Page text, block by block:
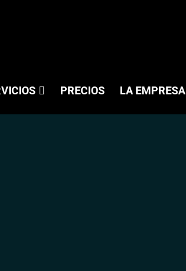
PRECIOS LA EMPRESA